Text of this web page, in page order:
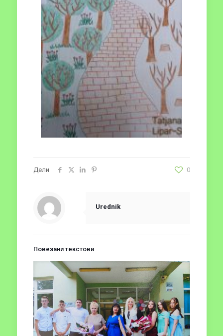
Дели 0
Urednik
Повезани текстови